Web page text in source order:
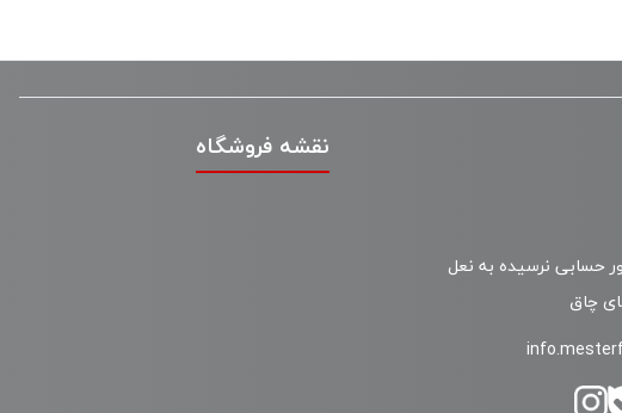
حسابی نرسیده به نعل
چاق
نقشه فروشگاه